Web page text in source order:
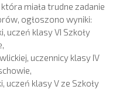
miała trudne zadanie
ogłoszono wyniki:
uczeń klasy VI Szkoły
uczennicy klasy IV
uczeń klasy V ze Szkoły